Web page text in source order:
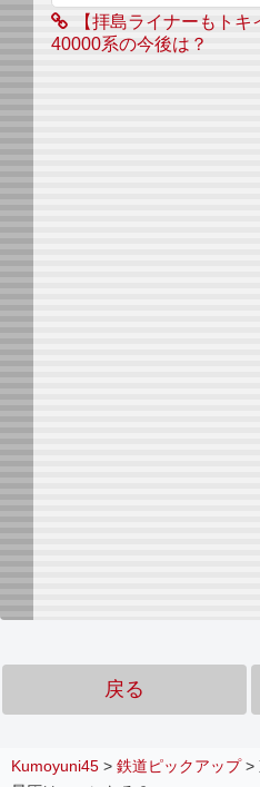
【拝島ライナーもト
40000系の今後は？
戻る
Kumoyuni45 > 鉄道ピックアップ>